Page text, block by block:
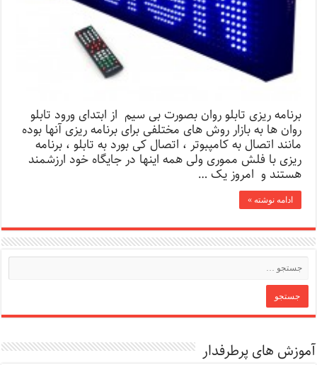
برنامه ریزی تابلو روان بصورت بی سیم از ابتدای ورود تابلو
روان ها به بازار روش های مختلفی برای برنامه ریزی آنها بوده
مانند اتصال به کامپبوتر ، اتصال کی بورد به تابلو ، برنامه
ریزی با فلش مموری ولی همه اینها در جایگاه خود ارزشمند
هستند و امروز یک …
ادامه نوشته »
آموزش های پرطرفدار